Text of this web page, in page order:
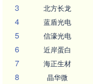
3 北方长龙
4 蓝盾光电
5 信濠光电
6 近岸蛋白
7 海正生材
8 晶华微